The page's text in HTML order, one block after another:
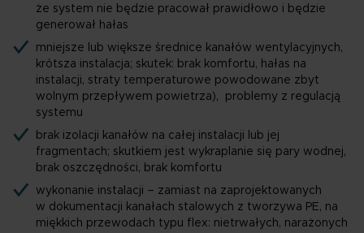
że system nie będzie pracował prawidłowo i będzie
generował hałas
mniejsze lub większe średnice kanałów wentylacyjnych,
krótsza instalacja; skutek: brak komfortu, hałas na
instalacji, straty temperaturowe powodowane zbyt
wolnym przepływem powietrza), problemy z regulacją
systemu
brak izolacji kanałów na całej instalacji lub jej
fragmentach; skutkiem jest wykraplanie się pary wodnej,
brak oszczędności, brak komfortu
wykonanie instalacji – zamiast na zaprojektowanych
w dokumentacji kanałach stalowych z tworzywa PE, na
miękkich przewodach typu flex: nietrwałych, narażonych